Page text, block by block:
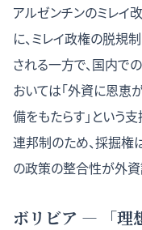
アルゼンチンのミレイ
に、ミレイ政権の脱規
される一方で、国内で
おいては「外資に恩恵
備をもたらす」という
連邦制のため、採掘権
の政策の整合性が外資
ボリビア — 「理